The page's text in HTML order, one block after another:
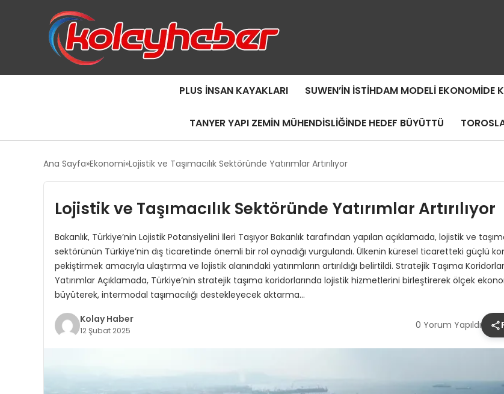
PLUS İNSAN KAYAKLARI SUWEN’IN İSTIHDAM MODELI EKONOMIDE
TANYER YAPI ZEMIN MÜHENDISLIĞINDE HEDEF BÜYÜTTÜ
Ana Sayfa Ekonomi Lojistik ve Taşımacılık Sektöründe Yatırımlar Artırılıyor
Lojistik ve Taşımacılık Sektöründe Yatırımlar Artırılıyor
Bakanlık, Türkiye’nin Lojistik Potansiyelini İleri Taşıyor Bakanlık tarafından yapılan açıklamada, lojistik ve
sektörünün Türkiye’nin dış ticaretinde önemli bir rol oynadığı vurgulandı. Ülkenin küresel ticaretteki güçlü
pekiştirmek amacıyla ulaştırma ve lojistik alanındaki yatırımların artırıldığı belirtildi. Stratejik Taşıma
Yatırımlar Açıklamada, Türkiye’nin stratejik taşıma koridorlarında lojistik hizmetlerini birleştirerek ölçek
büyüterek, intermodal taşımacılığı destekleyecek aktarma…
Kolay Haber
12 Şubat 2025 0 Yorum Yapıldı